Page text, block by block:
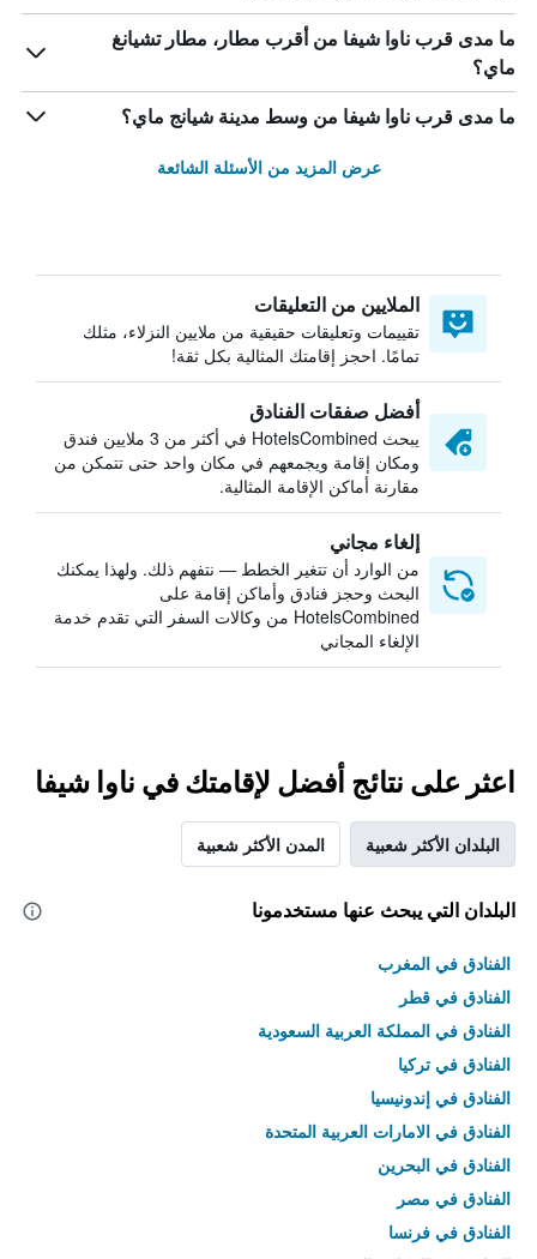
ما مدى قرب ناوا شيفا من أقرب مطار، مطار تشيانغ
ماي؟
ما مدى قرب ناوا شيفا من وسط مدينة شيانج ماي؟
عرض المزيد من الأسئلة الشائعة
الملايين من التعليقات
تقييمات وتعليقات حقيقية من ملايين النزلاء، مثلك
تمامًا. احجز إقامتك المثالية بكل ثقة!
أفضل صفقات الفنادق
يبحث HotelsCombined في أكثر من 3 ملايين فندق
ومكان إقامة ويجمعهم في مكان واحد حتى تتمكن من
مقارنة أماكن الإقامة المثالية.
إلغاء مجاني
من الوارد أن تتغير الخطط — نتفهم ذلك. ولهذا يمكنك
البحث وحجز فنادق وأماكن إقامة على
HotelsCombined من وكالات السفر التي تقدم خدمة
الإلغاء المجاني
اعثر على نتائج أفضل لإقامتك في ناوا شيفا
البلدان الأكثر شعبية المدن الأكثر شعبية
البلدان التي يبحث عنها مستخدمونا
الفنادق في المغرب
الفنادق في قطر
الفنادق في المملكة العربية السعودية
الفنادق في تركيا
الفنادق في إندونيسيا
الفنادق في الامارات العربية المتحدة
الفنادق في البحرين
الفنادق في مصر
الفنادق في فرنسا